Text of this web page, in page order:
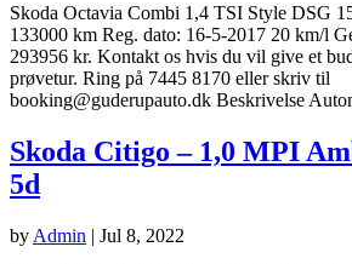
Skoda Octavia Combi 1,4 TSI Style DSG
133000 km Reg. dato: 16-5-2017 20 km/l
293956 kr. Kontakt os hvis du vil give et
prøvetur. Ring på 7445 8170 eller skriv til
booking@guderupauto.dk Beskrivelse
Skoda Citigo – 1,0 MPI
5d
by Admin | Jul 8, 2022
til